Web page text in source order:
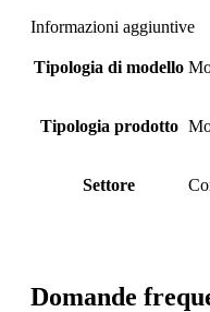
Informazioni aggiuntive
Tipologia di modello
Tipologia prodotto
Settore
Domande